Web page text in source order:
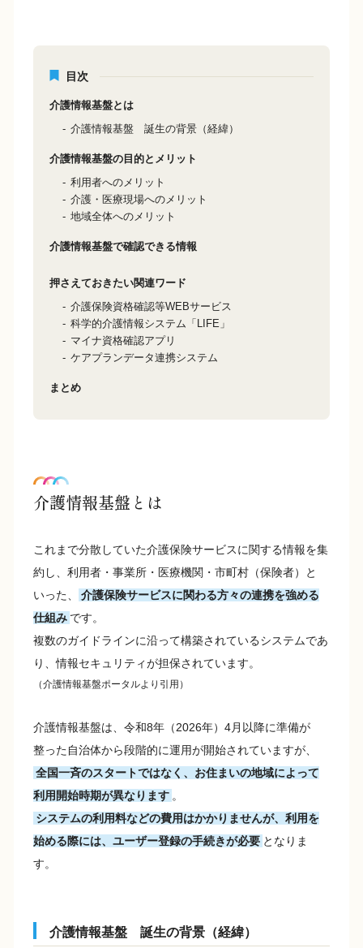
目次
介護情報基盤とは
介護情報基盤 誕生の背景（経緯）
介護情報基盤の目的とメリット
利用者へのメリット
介護・医療現場へのメリット
地域全体へのメリット
介護情報基盤で確認できる情報
押さえておきたい関連ワード
介護保険資格確認等WEBサービス
科学的介護情報システム「LIFE」
マイナ資格確認アプリ
ケアプランデータ連携システム
まとめ
介護情報基盤とは
これまで分散していた介護保険サービスに関する情報を集
約し、利用者・事業所・医療機関・市町村（保険者）と
いった、
介護保険サービスに関わる方々の連携を強める
仕組み です。
複数のガイドラインに沿って構築されているシステムであ
り、情報セキュリティが担保されています。
（介護情報基盤ポータルより引用）
介護情報基盤は、令和8年（2026年）4月以降に準備が
整った自治体から段階的に運用が開始されていますが、
全国一斉のスタートではなく、お住まいの地域によって
利用開始時期が異なります 。
システムの利用料などの費用はかかりませんが、利用を
始める際には、ユーザー登録の手続きが必要 となりま
す。
介護情報基盤 誕生の背景（経緯）